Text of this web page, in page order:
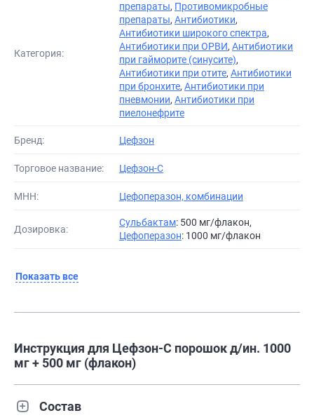
Категория:
препараты, Противомикробные
препараты, Антибиотики,
Антибиотики широкого спектра,
Антибиотики при ОРВИ, Антибиотики
при гайморите (синусите),
Антибиотики при отите, Антибиотики
при бронхите, Антибиотики при
пневмонии, Антибиотики при
пиелонефрите
Бренд: Цефзон
Торговое название: Цефзон-С
МНН: Цефоперазон, комбинации
Дозировка:
Сульбактам: 500 мг/флакон,
Цефоперазон: 1000 мг/флакон
Показать все
Инструкция для Цефзон-С порошок д/ин. 1000
мг + 500 мг (флакон)
Состав